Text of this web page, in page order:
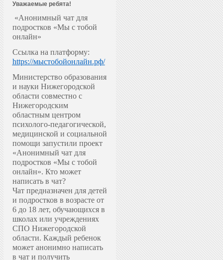
Уважаемые ребята!
«Анонимный чат для
подростков «Мы с тобой
онлайн»
Ссылка на платформу:
https://мыстобойонлайн.рф/
Министерство образования
и науки Нижегородской
области совместно с
Нижегородским
областным центром
психолого-педагогической,
медицинской и социальной
помощи запустили проект
«Анонимный чат для
подростков «Мы с тобой
онлайн». Кто может
написать в чат?
Чат предназначен для детей
и подростков в возрасте от
6 до 18 лет, обучающихся в
школах или учреждениях
СПО Нижегородской
области. Каждый ребенок
может анонимно написать
в чат и получить